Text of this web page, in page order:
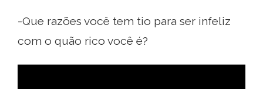
-Que razões você tem tio para ser infeliz
com o quão rico você é?